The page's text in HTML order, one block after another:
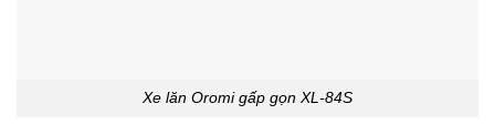
Xe lăn Oromi gấp gọn XL-84S